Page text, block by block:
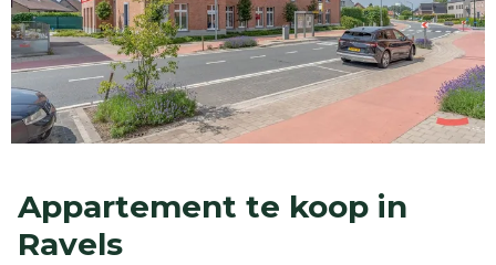
Appartement te koop in
Ravels